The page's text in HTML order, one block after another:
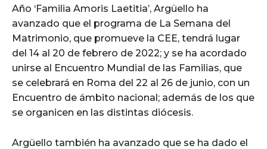
Año ‘Familia Amoris Laetitia’, Argüello ha
avanzado que el programa de La Semana del
Matrimonio, que promueve la CEE, tendrá lugar
del 14 al 20 de febrero de 2022; y se ha acordado
unirse al Encuentro Mundial de las Familias, que
se celebrará en Roma del 22 al 26 de junio, con un
Encuentro de ámbito nacional; además de los que
se organicen en las distintas diócesis.
Argüello también ha avanzado que se ha dado el